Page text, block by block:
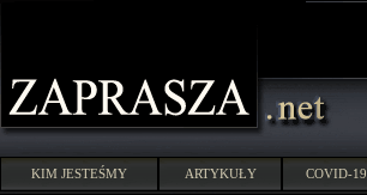
KIM JESTEŚMY ARTYKUŁY COVID-19